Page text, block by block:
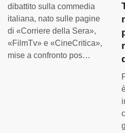
dibattito sulla commedia
italiana, nato sulle pagine
di «Corriere della Sera»,
«FilmTv» e «CineCritica»,
mise a confronto pos…